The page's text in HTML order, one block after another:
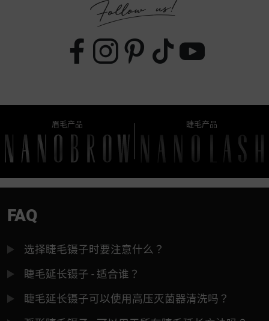
眉毛产品 睫毛产品
FAQ
选择睫毛镊子时要注意什么？
睫毛延长镊子 - 适合谁？
睫毛延长镊子可以使用高压灭菌器清洗吗？